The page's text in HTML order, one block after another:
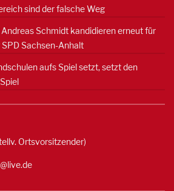
sind der falsche Weg
Andreas Schmidt kandidieren erneut für
Sachsen-Anhalt
aufs Spiel setzt, setzt den
Ortsvorsitzender)